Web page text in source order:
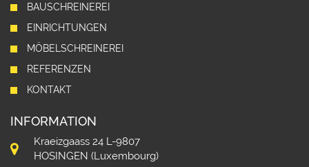
BAUSCHREINEREI
EINRICHTUNGEN
MÖBELSCHREINEREI
REFERENZEN
KONTAKT
INFORMATION
Kraeizgaass 24 L-9807
HOSINGEN (Luxembourg)